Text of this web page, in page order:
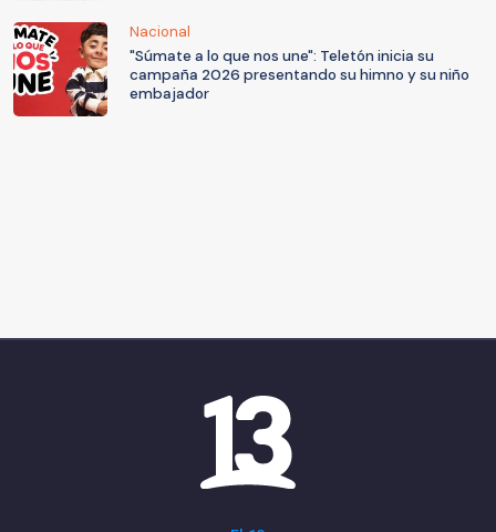
Nacional
"Súmate a lo que nos une": Teletón inicia su
campaña 2026 presentando su himno y su niño
embajador